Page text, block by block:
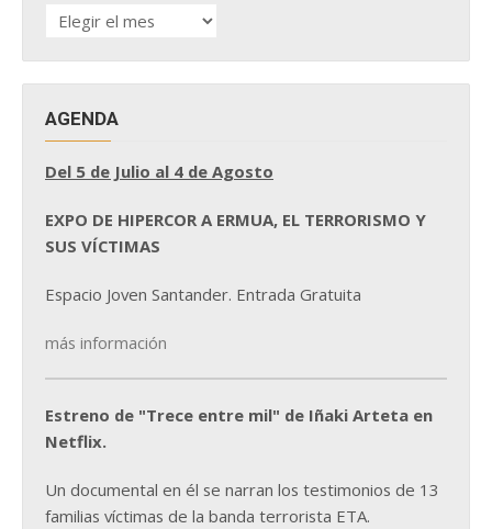
HISTÓRICO
DE
AGENDA
Del 5 de Julio al 4 de Agosto
EXPO DE HIPERCOR A ERMUA, EL TERRORISMO Y
SUS VÍCTIMAS
Espacio Joven Santander. Entrada Gratuita
más información
Estreno de "Trece entre mil" de Iñaki Arteta en
Netflix.
Un documental en él se narran los testimonios de 13
familias víctimas de la banda terrorista ETA.